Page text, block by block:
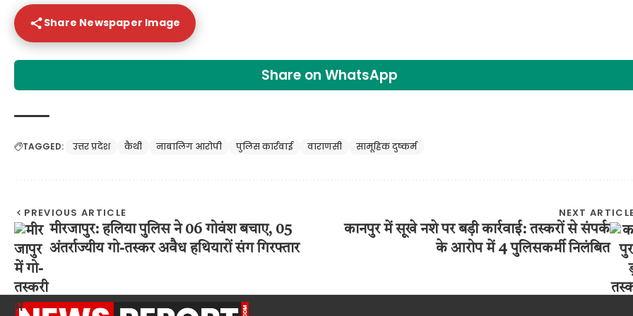
Share Newspaper Image
Share on WhatsApp
TAGGED: उत्तर प्रदेश कैथी नाबालिग आरोपी पुलिस कार्रवाई वाराणसी सामूहिक दुष्कर्म
PREVIOUS ARTICLE
मीरजापुर: हलिया पुलिस ने 06 गोवंश बचाए, 05
अंतर्राज्यीय गो-तस्कर अवैध हथियारों संग गिरफ्तार
NEXT
कानपुर में सूखे नशे पर बड़ी कार्रवाई: तस्करों से संपर्क
के आरोप में 4 पुलिसकर्मी निलंबित